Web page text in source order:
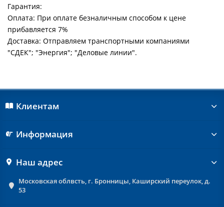
Гарантия:
Оплата: При оплате безналичным способом к цене
прибавляется 7%
Доставка: Отправляем транспортными компаниями
"СДЕК"; "Энергия"; "Деловые линии".
Клиентам
Информация
Наш адрес
Московская облвсть, г. Бронницы, Каширский переулок, д.
53